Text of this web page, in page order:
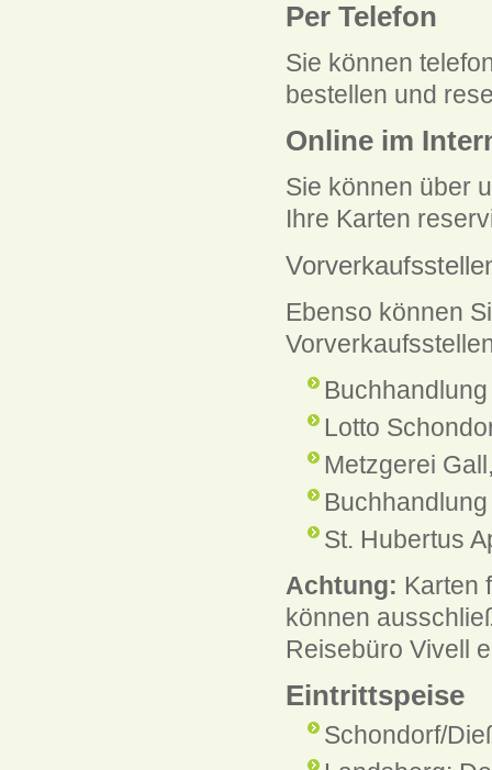
Per Telefon
Sie können
bestellen und
Online im
Sie können über
Ihre Karten
Ebenso können
Lotto
Metzgerei
St. Hubertus
Achtung: Karten
können
Reisebüro Vivell
Eintrittspeise
Schondorf/